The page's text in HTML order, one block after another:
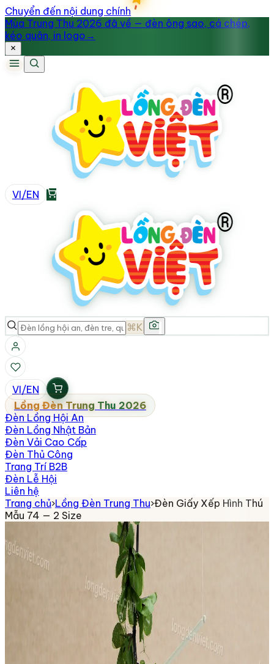
Chuyển đến nội dung chính
Mùa Trung Thu 2026 đã về — đèn ông sao, cá chép,
kéo quân, in logo →
VI/EN
⌘K
VI/EN
Lồng Đèn Trung Thu 2026
Đèn Lồng Hội An
Đèn Lồng Nhật Bản
Đèn Vải Cao Cấp
Đèn Thủ Công
Trang Trí B2B
Đèn Lễ Hội
Liên hệ
Trang chủ›Lồng Đèn Trung Thu›Đèn Giấy Xếp Hình Thú
Mẫu 74 — 2 Size